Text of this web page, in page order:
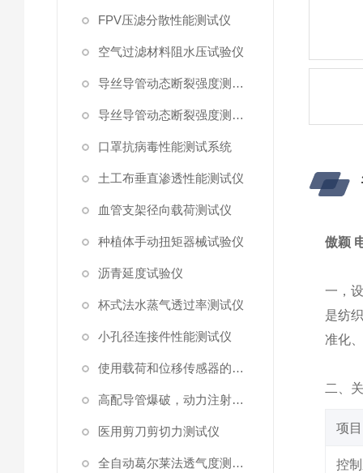
FPV压滤分散性能测试仪
空气过滤材料阻水压试验仪
导丝导管动态断裂强度测试仪 （峰值拉力）
导丝导管动态断裂强度测试仪
口罩抗病毒性能测试系统
土工布垂直渗透性能测试仪
血管支架径向载荷测试仪
种植体手动扭矩器械试验仪
沥青延度试验仪
杯式法水蒸气透过率测试仪
小孔径连接件性能测试仪
使用载荷和位移传感器的塑料高速穿刺特性测试仪
高配导管爆破，动力注射中流量及压力测试仪
医用剪刀剪切力测试仪
全自动葛尔莱法透气度测试仪
傲颖
一，
是纺
准化
二 、
项目
控